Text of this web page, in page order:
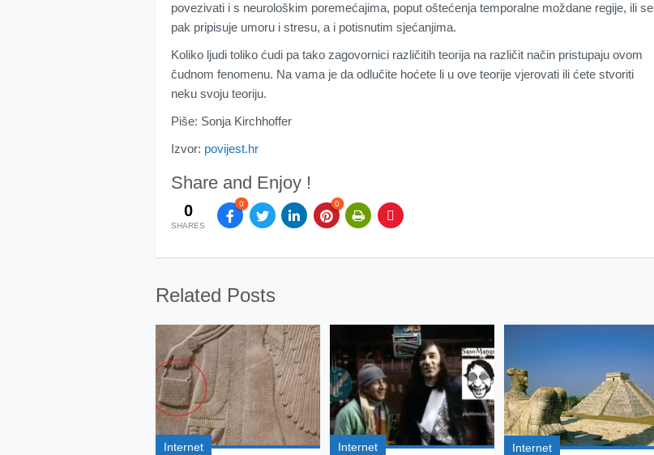
povezivati i s neurološkim poremećajima, poput oštećenja temporalne moždane regije, ili se
pak pripisuje umoru i stresu, a i potisnutim sjećanjima.
Koliko ljudi toliko ćudi pa tako zagovornici različitih teorija na različit način pristupaju ovom
čudnom fenomenu. Na vama je da odlučite hoćete li u ove teorije vjerovati ili ćete stvoriti
neku svoju teoriju.
Piše: Sonja Kirchhoffer
Izvor: povijest.hr
Share and Enjoy !
0
SHARES
0 0
Related Posts
Internet Internet Internet